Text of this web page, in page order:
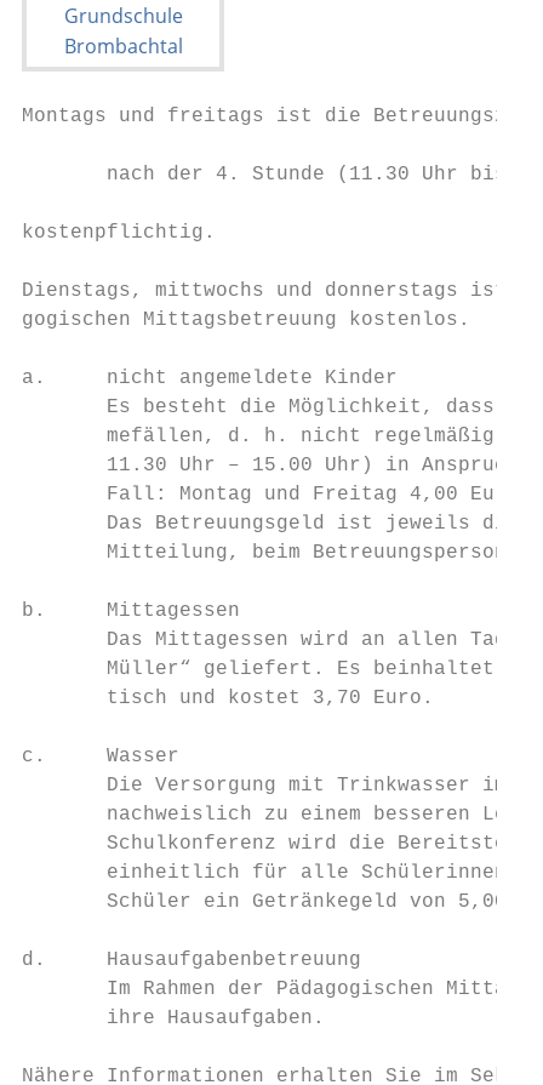
Montags und freitags ist die Betreuungszeit
nach der 4. Stunde (11.30 Uhr bis
kostenpflichtig.
Dienstags, mittwochs und donnerstags ist
gogischen Mittagsbetreuung kostenlos.
a.     nicht angemeldete Kinder
Es besteht die Möglichkeit, dass
mefällen, d. h. nicht regelmäßig
11.30 Uhr – 15.00 Uhr) in Anspruch
       Fall: Montag und Freitag 4,00 Euro)
Das Betreuungsgeld ist jeweils
Mitteilung, beim Betreuungspersonal
b.     Mittagessen
Das Mittagessen wird an allen
Müller“ geliefert. Es beinhaltet
       tisch und kostet 3,70 Euro.
c.     Wasser
Die Versorgung mit Trinkwasser im
nachweislich zu einem besseren
Schulkonferenz wird die
einheitlich für alle Schülerinnen
Schüler ein Getränkegeld von 5,00
d.     Hausaufgabenbetreuung
Im Rahmen der Pädagogischen
       ihre Hausaufgaben.
Nähere Informationen erhalten Sie im